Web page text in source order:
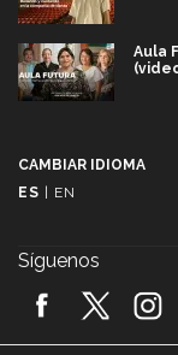
Aula
2026!
CAMBIAR IDIOMA
ES
EN
Síguenos